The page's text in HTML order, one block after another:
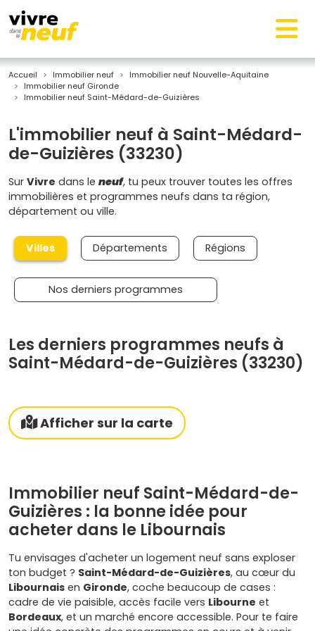
Accueil Immobilier neuf
Immobilier neuf Nouvelle-Aquitaine
Immobilier neuf Gironde
Immobilier neuf Saint-Médard-de-Guizières
L'immobilier neuf à Saint-Médard-
de-Guizières (33230)
Sur Vivre dans le neuf, tu peux trouver toutes les offres
immobilières et programmes neufs dans ta région,
département ou ville.
Villes Départements Régions
Nos derniers programmes
Les derniers programmes neufs à
Saint-Médard-de-Guizières (33230)
Afficher sur la carte
Immobilier neuf Saint-Médard-de-
Guizières : la bonne idée pour
acheter dans le Libournais
Tu envisages d'acheter un logement neuf sans exploser
ton budget ? Saint-Médard-de-Guizières, au cœur du
Libournais en Gironde, coche beaucoup de cases :
cadre de vie paisible, accès facile vers Libourne et
Bordeaux, et un marché encore accessible. Pour te faire